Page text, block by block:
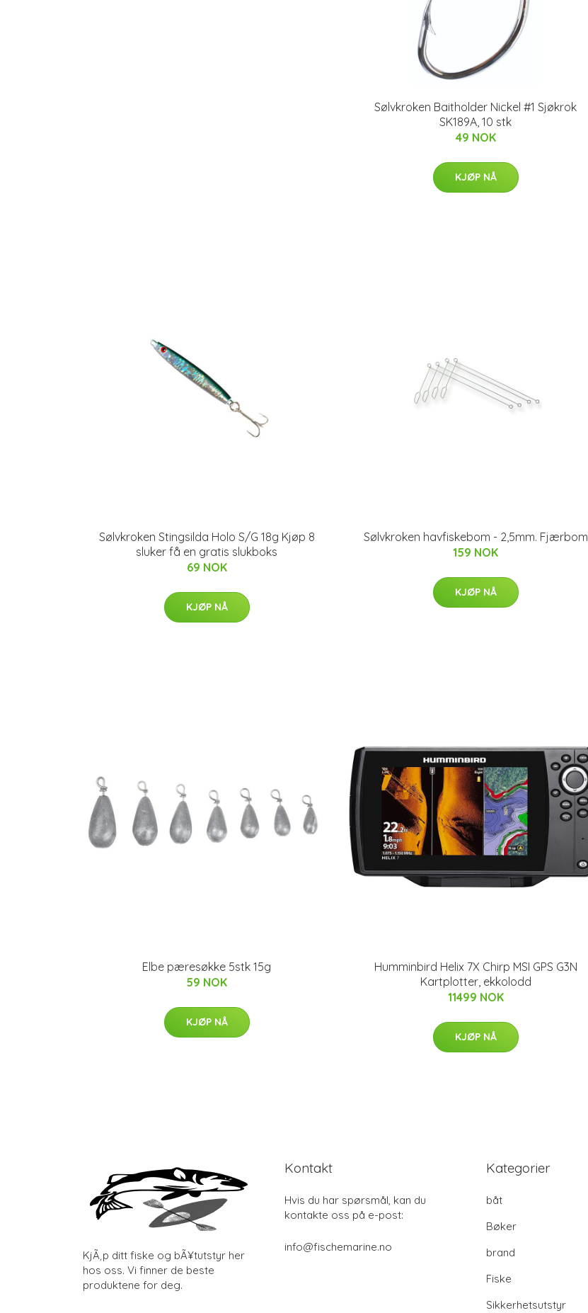
Sølvkroken Baitholder Nickel #1 Sjøkrok
SK189A, 10 stk
49 NOK
KJØP NÅ
Sølvkroken Stingsilda Holo S/G 18g Kjøp 8
sluker få en gratis slukboks
69 NOK
KJØP NÅ
Sølvkroken havfiskebom - 2,5mm. Fjærbom
159 NOK
KJØP NÅ
Elbe pæresøkke 5stk 15g
59 NOK
KJØP NÅ
Humminbird Helix 7X Chirp MSI GPS G3N
Kartplotter, ekkolodd
11499 NOK
KJØP NÅ
KjÃ¸p ditt fiske og bÃ¥tutstyr her
hos oss. Vi finner de beste
produktene for deg.
Kontakt
Hvis du har spørsmål, kan du
kontakte oss på e-post:
info@fischemarine.no
Kategorier
båt
Bøker
brand
Fiske
Sikkerhetsutstyr